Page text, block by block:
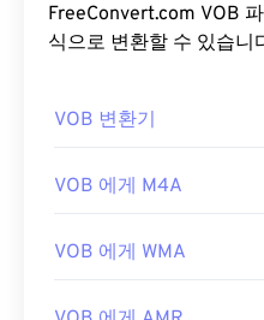
FreeConvert.com VOB 파일을 다음과 같은 다른 형
식으로 변환할 수 있습니
VOB 변환기
VOB 에게 M4A
VOB 에게 WMA